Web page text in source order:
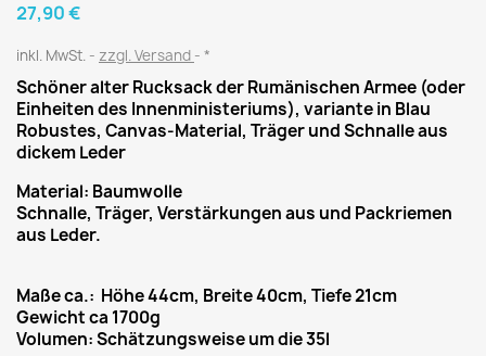
27,90 €
inkl. MwSt. zzgl. Versand *
Schöner alter Rucksack der Rumänischen Armee (oder
Einheiten des Innenministeriums), variante in Blau
Robustes, Canvas-Material, Träger und Schnalle aus
dickem Leder
Material: Baumwolle
Schnalle, Träger, Verstärkungen aus und Packriemen
aus Leder.
Maße ca.: Höhe 44cm, Breite 40cm, Tiefe 21cm
Gewicht ca 1700g
Volumen: Schätzungsweise um die 35l